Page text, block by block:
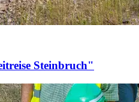
Steinbruch"